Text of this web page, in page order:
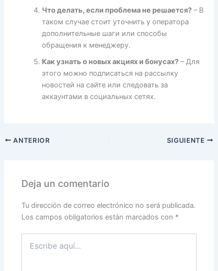
Что делать, если проблема не решается? – В
таком случае стоит уточнить у оператора
дополнительные шаги или способы
обращения к менеджеру.
Как узнать о новых акциях и бонусах? – Для
этого можно подписаться на рассылку
новостей на сайте или следовать за
аккаунтами в социальных сетях.
ANTERIOR SIGUIENTE
Deja un comentario
Tu dirección de correo electrónico no será publicada.
Los campos obligatorios están marcados con *
aquí...